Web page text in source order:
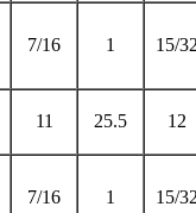
7/16 1 15/
11 25.5 12
7/16 1 15/